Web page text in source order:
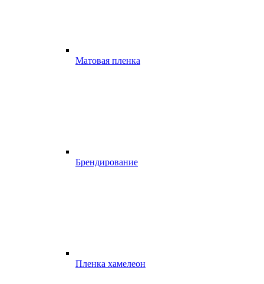
Матовая пленка
Брендирование
Пленка хамелеон